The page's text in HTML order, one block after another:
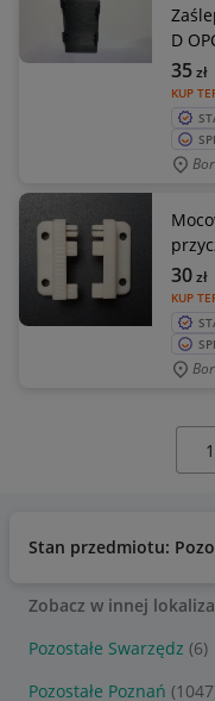
D
KUP
35zł
KUP
30zł
Stan przedmiotu:
Zobacz w innej
Pozostałe Swarzędz (6)
Pozostałe Poznań